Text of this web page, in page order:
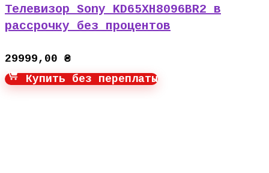
Телевизор Sony KD65XH8096BR2 в
рассрочку без процентов
29999,00 ₴
Купить без переплаты